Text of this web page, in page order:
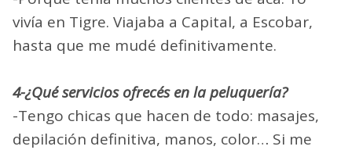
vivía en Tigre. Viajaba a Capital, a Escobar,
hasta que me mudé definitivamente.
4-¿Qué servicios ofrecés en la peluquería?
-Tengo chicas que hacen de todo: masajes,
depilación definitiva, manos, color… Si me